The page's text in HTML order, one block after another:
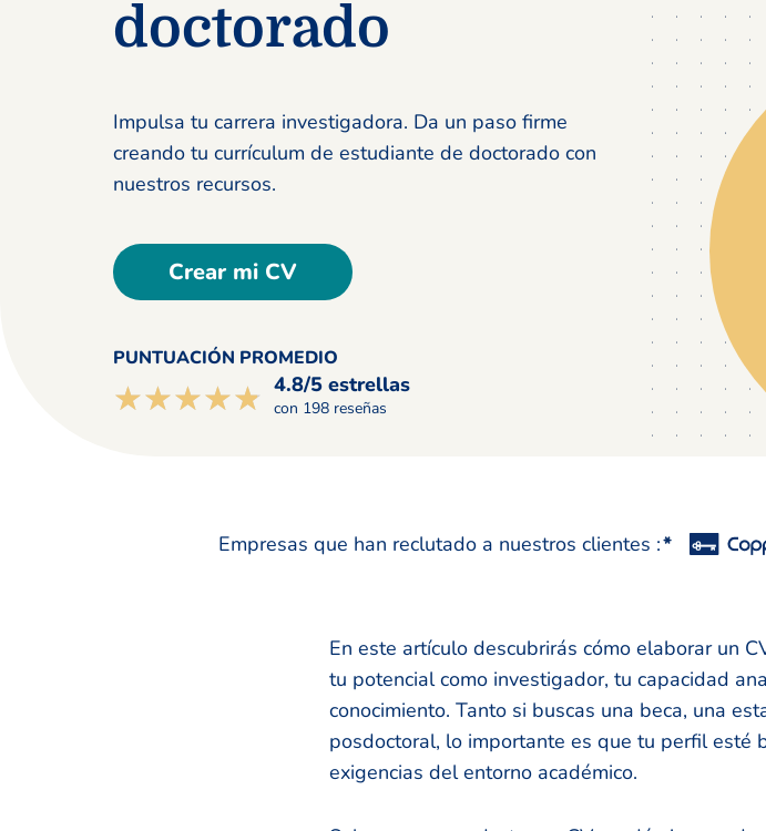
doctorado
Impulsa tu carrera investigadora. Da un paso firme
creando tu currículum de estudiante de doctorado con
nuestros recursos.
Crear mi CV
PUNTUACIÓN PROMEDIO
☆☆☆☆☆
★★★★★ 4.8/5 estrellas
con 198 reseñas
Empresas que han reclutado a nuestros clientes :*
En este artículo descubrirás cómo elaborar un
tu potencial como investigador, tu capacidad
conocimiento. Tanto si buscas una beca, una
posdoctoral, lo importante es que tu perfil esté
exigencias del entorno académico.